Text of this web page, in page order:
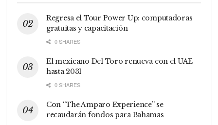
Regresa el Tour Power Up: computadoras
gratuitas y capacitación
0 SHARES
El mexicano Del Toro renueva con el UAE
hasta 2031
0 SHARES
Con “The Amparo Experience” se
recaudarán fondos para Bahamas